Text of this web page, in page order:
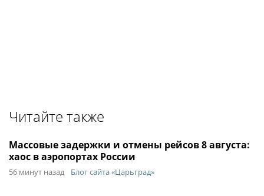
Читайте также
Массовые задержки и отмены рейсов 8 августа:
хаос в аэропортах России
56 минут назад Блог сайта «Царьград»